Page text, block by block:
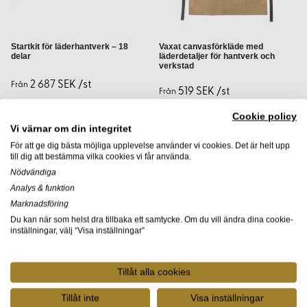
Vilka övriga läderverktyg behöver
jag som nybörjare?
uppsättning som inkluderar en kantpolerare och falsben.
Hur underhåller jag mina övriga
läderverktyg?
Rengör verktygen efter varje användning och förvara dem
på en torr plats. Hantera dem varsamt för att undvika
skador.
olika typer av läder?
Ja, de flesta verktyg är mångsidiga, men det kan vara
Startkit för läderhantverk – 18
delar
Från 2 687 SEK /st
Vaxat canvasförkläde med
läderdetaljer för hantverk och
verkstad
Från 519 SEK /st
Cookie policy
Vi värnar om din integritet
För att ge dig bästa möjliga upplevelse använder vi cookies. Det är helt upp
till dig att bestämma vilka cookies vi får använda.
Nödvändiga
Analys & funktion
Marknadsföring
Du kan när som helst dra tillbaka ett samtycke. Om du vill ändra dina cookie-
inställningar, välj “Visa inställningar”
Tillåt alla cookies
Tillåt inte Visa inställningar